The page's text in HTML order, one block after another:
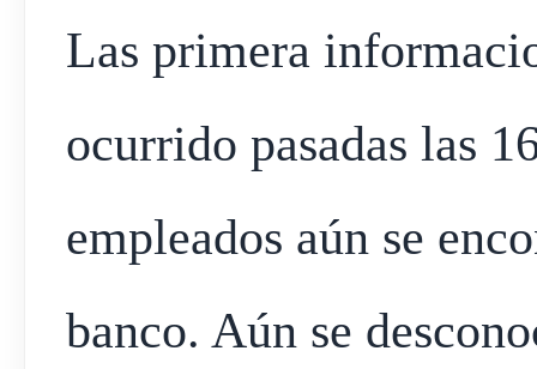
Las primera
ocurrido pasadas las
empleados aún se
banco. Aún se